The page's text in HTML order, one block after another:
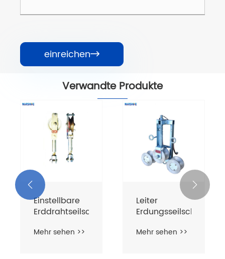
einreichen
Verwandte Produkte
Aluminiumdrahtseilscheibe
Block
Mehr sehen >>
mit Lager
Mehr sehen >>
 